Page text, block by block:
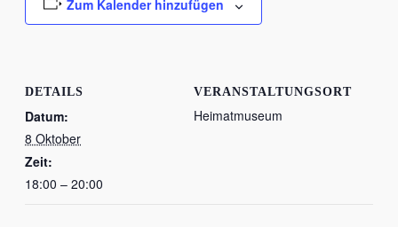
Zum Kalender hinzufügen
DETAILS
Datum:
8 Oktober
Zeit:
18:00 – 20:00
VERANSTALTUNGSORT
Heimatmuseum